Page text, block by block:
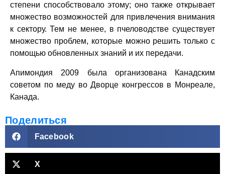
степени способствовало этому; оно также открывает
множество возможностей для привлечения внимания
к сектору. Тем не менее, в пчеловодстве существует
множество проблем, которые можно решить только с
помощью обновленных знаний и их передачи.
Апимондия 2009 была организована Канадским
советом по меду во Дворце конгрессов в Монреале,
Канада.
Поделиться
Facebook
X